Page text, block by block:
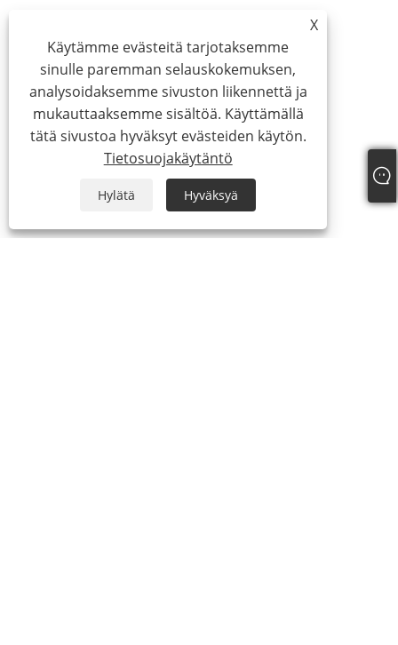
X
Käytämme evästeitä tarjotaksemme
sinulle paremman selauskokemuksen,
analysoidaksemme sivuston liikennettä ja
mukauttaaksemme sisältöä. Käyttämällä
tätä sivustoa hyväksyt evästeiden käytön.
Tietosuojakäytäntö
Hylätä Hyväksyä